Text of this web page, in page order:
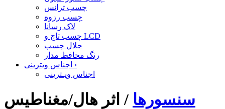
چسب ترانس
چسب رزوه
لاک رسانا
چسب تاچ و LCD
حلال چسب
رنگ محافظ مدار
›
اجناس ویـترینی
سنسورها / اثر هال/مغناطیس